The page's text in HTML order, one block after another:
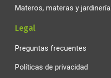
Materos, materas y jardinería
Legal
Preguntas frecuentes
Políticas de privacidad